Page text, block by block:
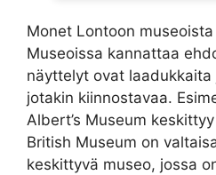
Monet Lontoon
Museoissa kannattaa
näyttelyt ovat
jotakin kiinnostavaa.
Albert’s Museum
British Museum on
keskittyvä museo, jossa